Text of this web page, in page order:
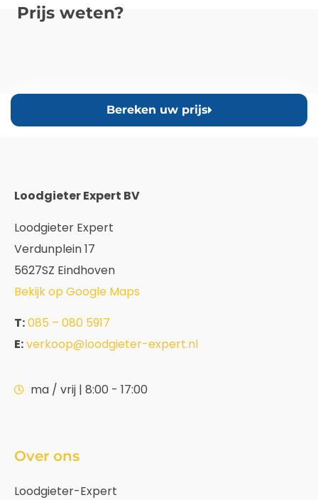
Prijs weten?
Bereken uw prijs
Loodgieter Expert BV
Loodgieter Expert
Verdunplein 17
5627SZ Eindhoven
Bekijk op Google Maps
T:085 – 080 5917
E:verkoop@loodgieter-expert.nl
ma / vrij | 8:00 - 17:00
Over ons
Loodgieter-Expert